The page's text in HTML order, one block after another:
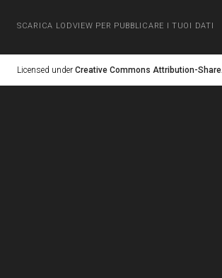
SCARICA LODVIEW PER PUBBLICARE I TUOI DATI
Licensed under Creative Commons Attribution-